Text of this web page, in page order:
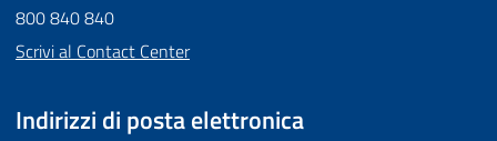
800 840 840
Scrivi al Contact Center
Indirizzi di posta elettronica